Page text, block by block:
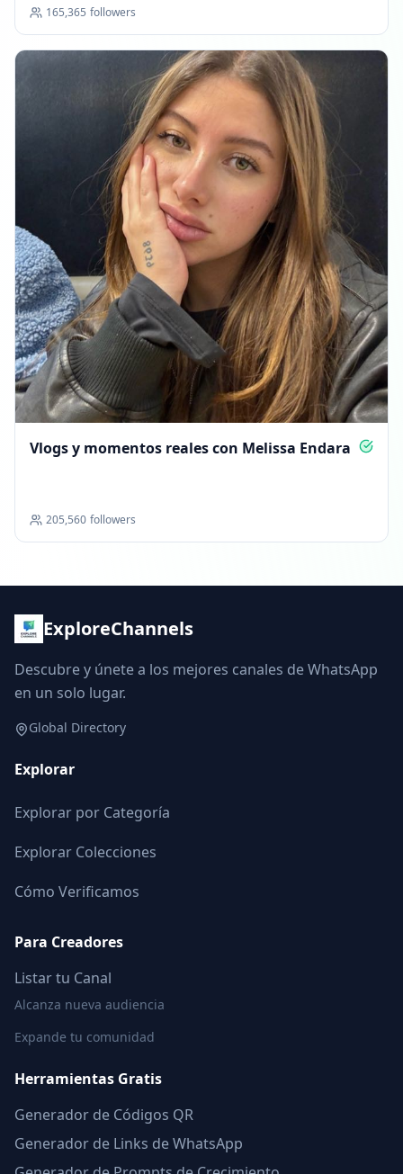
165,365 followers
Vlogs y momentos reales con Melissa Endara
205,560 followers
ExploreChannels
Descubre y únete a los mejores canales de WhatsApp
en un solo lugar.
Global Directory
Explorar
Explorar por Categoría
Explorar Colecciones
Cómo Verificamos
Para Creadores
Listar tu Canal
Alcanza nueva audiencia
Expande tu comunidad
Herramientas Gratis
Generador de Códigos QR
Generador de Links de WhatsApp